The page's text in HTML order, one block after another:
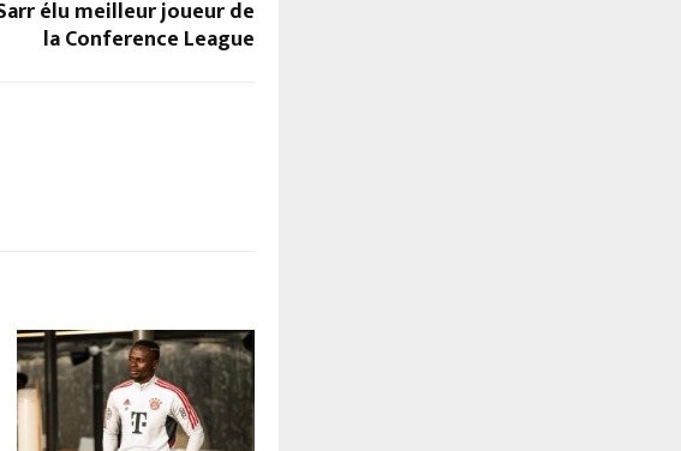
élu meilleur joueur de
la Conference League